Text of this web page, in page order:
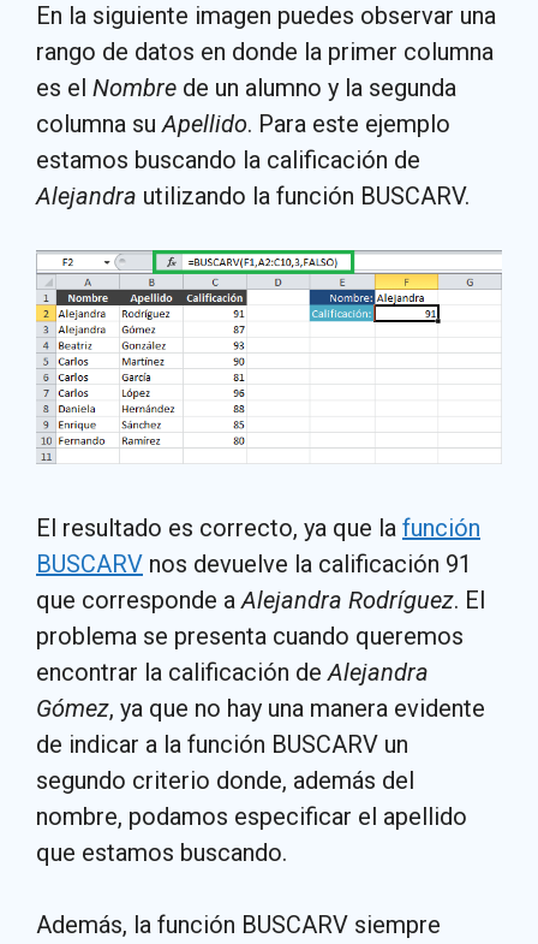
En la siguiente imagen puedes observar una
rango de datos en donde la primer columna
es el Nombre de un alumno y la segunda
columna suApellido. Para este ejemplo
estamos buscando la calificación de
Alejandra utilizando la función BUSCARV.
El resultado es correcto, ya que la función
BUSCARV nos devuelve la calificación 91
que corresponde aAlejandra Rodríguez. El
problema se presenta cuando queremos
encontrar la calificación deAlejandra
Gómez, ya que no hay una manera evidente
de indicar a la función BUSCARV un
segundo criterio donde, además del
nombre, podamos especificar el apellido
que estamos buscando.
Además, la función BUSCARV siempre